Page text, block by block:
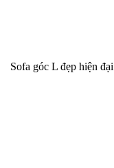
Sofa góc L đẹp hiện đại